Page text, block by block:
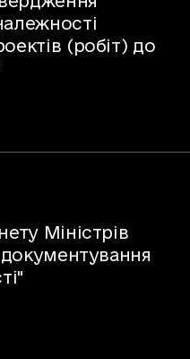
(робіт) до
Міністрів